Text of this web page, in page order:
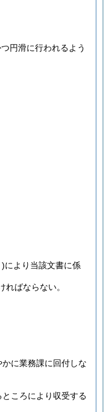
円滑に行われるよう
)により当該文書に係
ばならない。
に業務課に回付しな
ころにより収受する